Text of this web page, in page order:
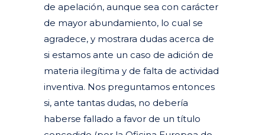
de apelación, aunque sea con carácter
de mayor abundamiento, lo cual se
agradece, y mostrara dudas acerca de
si estamos ante un caso de adición de
materia ilegítima y de falta de actividad
inventiva. Nos preguntamos entonces
si, ante tantas dudas, no debería
haberse fallado a favor de un título